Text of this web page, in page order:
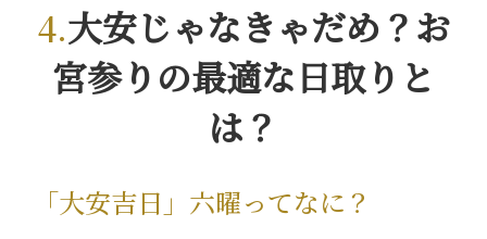
大安じゃなきゃだめ？お
宮参りの最適な日取りと
は？
「大安吉日」六曜ってなに？